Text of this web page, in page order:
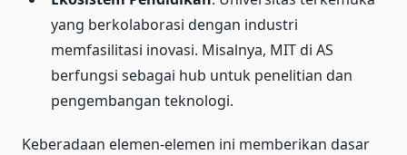
yang berkolaborasi dengan industri
memfasilitasi inovasi. Misalnya, MIT di AS
berfungsi sebagai hub untuk penelitian dan
pengembangan teknologi.
Keberadaan elemen-elemen ini memberikan dasar